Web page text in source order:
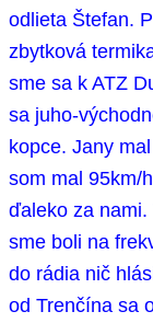
odlieta Štefan.
zbytková
sme sa k ATZ
sa juho-
kopce. Jany
som mal 95km/
ďaleko za nami.
sme boli na
do rádia nič
od Trenčína sa